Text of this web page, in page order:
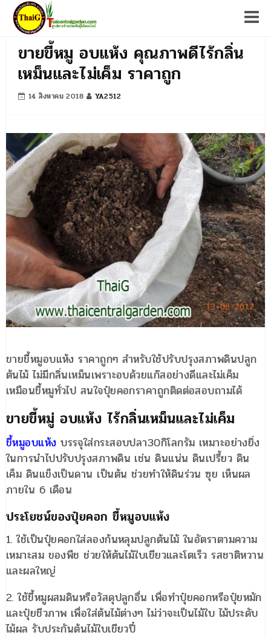
ขายขี้หมู อบแห้ง คุณภาพดีไร้กลิ่น
เหม็นและไม่เค็ม ราคาถูก
14 สิงหาคม 2018 YA2512
ขายขี้หมูอบแห้ง ราคาถูกๆ สำหรับใช้ปรับปรุงสภาพดินปลูก
ต้นไม้ ไม่มีกลิ่นเหม็นเพราะอบด้วยแก๊สอย่างดีและไม่เค็ม
เหมือนขี้หมูทั่วไป สนใจปุ๋ยคอกราคาถูกติดต่อสอบถามได้
ขายขี้หมู่ อบแห้ง ไร้กลิ่นเหม็นและไม่เค็ม
ขี้หมูอบแห้ง บรรจุใส่กระสอบปลา30กิโลกรัม เหมาะอย่างยิ่ง
ในการนำไปปรับปรุงสภาพดิน เช่น ดินแน่น ดินเปรี้ยว ดิน
เค็ม ดินแข็งเป็นดาน เป็นต้น ช่วยทำให้ดินร่วน ซุย เห็นผล
ภายใน 6 เดือน
ประโยชน์ของปุ๋ยคอก ขี้หมูอบแห้ง
1. ใช้เป็นปุ๋ยคอกใส่ลองก้นหลุมปลูกต้นไม้ ในอัตราตามความ
เหมาะสม ของพืช ช่วยให้ต้นไม้ใบเขียวและโตเร็ว รสชาติหวาน
และผลใหญ่
2. ใช้ขี้หมูผสมดินหรือวัสดุปลูกอื่น เพื่อทำปุ๋ยคอกหรือปุ๋ยหมัก
และปุ๋ยชีวภาพ เพื่อใส่ต้นไม้ต่างๆ ไม่ว่าจะเป็นไม้ใบ ไม้ประดับ
ไม้ผล รับประกันต้นไม้ใบเขียวปี๋